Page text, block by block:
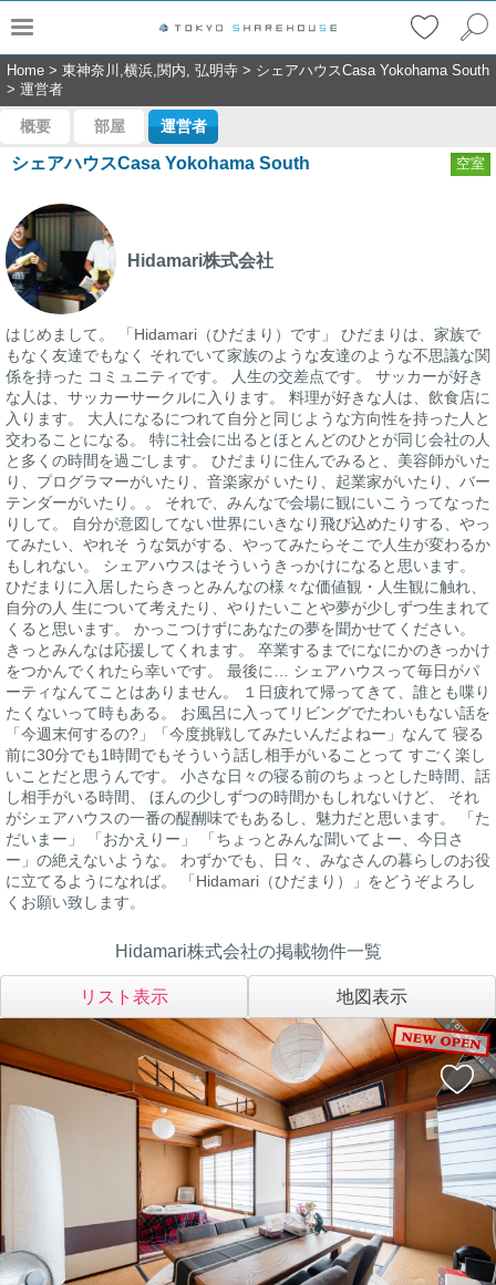
Home > 東神奈川,横浜,関内, 弘明寺 > シェアハウスCasa Yokohama South
> 運営者
概要 部屋 運営者
シェアハウスCasa Yokohama South 空室
Hidamari株式会社
はじめまして。 「Hidamari（ひだまり）です」 ひだまりは、家族で
もなく友達でもなく それでいて家族のような友達のような不思議な関
係を持った コミュニティです。 人生の交差点です。 サッカーが好き
な人は、サッカーサークルに入ります。 料理が好きな人は、飲食店に
入ります。 大人になるにつれて自分と同じような方向性を持った人と
交わることになる。 特に社会に出るとほとんどのひとが同じ会社の人
と多くの時間を過ごします。 ひだまりに住んでみると、美容師がいた
り、プログラマーがいたり、音楽家が いたり、起業家がいたり、バー
テンダーがいたり。。 それで、みんなで会場に観にいこうってなった
りして。 自分が意図してない世界にいきなり飛び込めたりする、やっ
てみたい、やれそ うな気がする、やってみたらそこで人生が変わるか
もしれない。 シェアハウスはそういうきっかけになると思います。
ひだまりに入居したらきっとみんなの様々な価値観・人生観に触れ、
自分の人 生について考えたり、やりたいことや夢が少しずつ生まれて
くると思います。 かっこつけずにあなたの夢を聞かせてください。
きっとみんなは応援してくれます。 卒業するまでになにかのきっかけ
をつかんでくれたら幸いです。 最後に… シェアハウスって毎日がパ
ーティなんてことはありません。 １日疲れて帰ってきて、誰とも喋り
たくないって時もある。 お風呂に入ってリビングでたわいもない話を
「今週末何するの?」「今度挑戦してみたいんだよねー」なんて 寝る
前に30分でも1時間でもそういう話し相手がいることって すごく楽し
いことだと思うんです。 小さな日々の寝る前のちょっとした時間、話
し相手がいる時間、 ほんの少しずつの時間かもしれないけど、 それ
がシェアハウスの一番の醍醐味でもあるし、魅力だと思います。 「た
だいまー」 「おかえりー」 「ちょっとみんな聞いてよー、今日さ
ー」の絶えないような。 わずかでも、日々、みなさんの暮らしのお役
に立てるようになれば。 「Hidamari（ひだまり）」をどうぞよろし
くお願い致します。
Hidamari株式会社の掲載物件一覧
リスト表示 地図表示